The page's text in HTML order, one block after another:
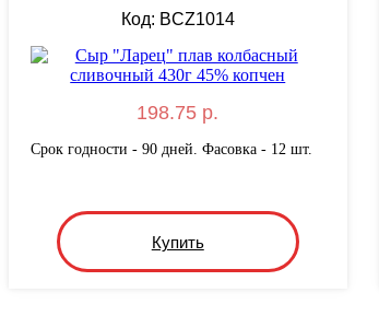
Код: BCZ1014
198.75 р.
Срок годности - 90 дней. Фасовка - 12 шт.
Купить